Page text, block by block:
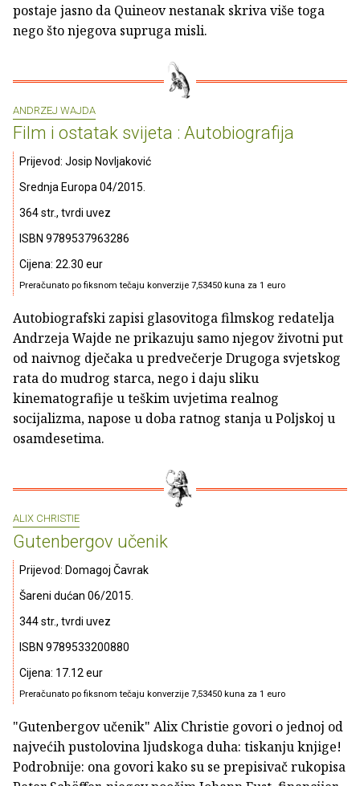
postaje jasno da Quineov nestanak skriva više toga
nego što njegova supruga misli.
ANDRZEJ WAJDA
Film i ostatak svijeta : Autobiografija
Prijevod: Josip Novljaković
Srednja Europa 04/2015.
364 str., tvrdi uvez
ISBN 9789537963286
Cijena: 22.30 eur
Preračunato po fiksnom tečaju konverzije 7,53450 kuna za 1 euro
Autobiografski zapisi glasovitoga filmskog redatelja
Andrzeja Wajde ne prikazuju samo njegov životni put
od naivnog dječaka u predvečerje Drugoga svjetskog
rata do mudrog starca, nego i daju sliku
kinematografije u teškim uvjetima realnog
socijalizma, napose u doba ratnog stanja u Poljskoj u
osamdesetima.
ALIX CHRISTIE
Gutenbergov učenik
Prijevod: Domagoj Čavrak
Šareni dućan 06/2015.
344 str., tvrdi uvez
ISBN 9789533200880
Cijena: 17.12 eur
Preračunato po fiksnom tečaju konverzije 7,53450 kuna za 1 euro
"Gutenbergov učenik" Alix Christie govori o jednoj od
najvećih pustolovina ljudskoga duha: tiskanju knjige!
Podrobnije: ona govori kako su se prepisivač rukopisa